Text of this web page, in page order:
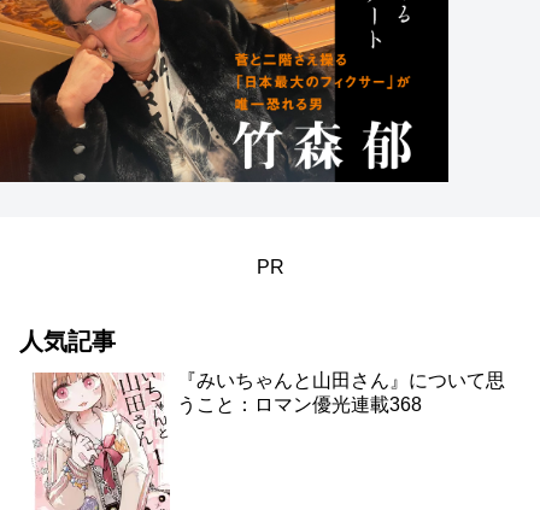
PR
人気記事
『みいちゃんと山田さん』について思
うこと：ロマン優光連載368